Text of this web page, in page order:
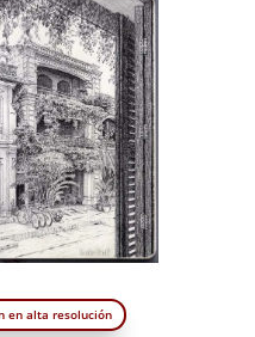
en alta resolución